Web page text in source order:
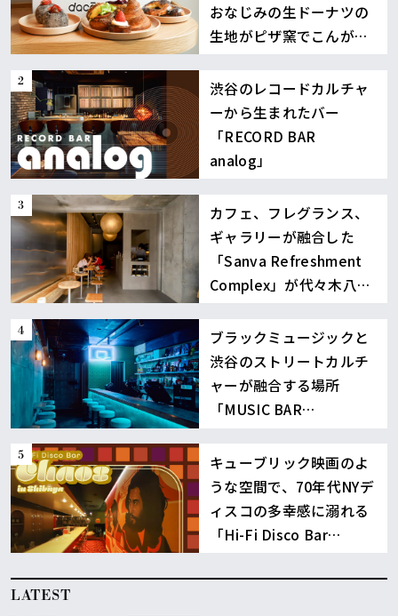
おなじみの生ドーナツの
生地がピザ窯でこんが
り！
渋谷のレコードカルチャ
ーから生まれたバー
「RECORD BAR
analog」
カフェ、フレグランス、
ギャラリーが融合した
「Sanva Refreshment
Complex」が代々木八幡
に誕生
ブラックミュージックと
渋谷のストリートカルチ
ャーが融合する場所
「MUSIC BAR
BOUNCE」
キューブリック映画のよ
うな空間で、70年代NYデ
ィスコの多幸感に溺れる
「Hi-Fi Disco Bar
Chaos」渋谷
LATEST